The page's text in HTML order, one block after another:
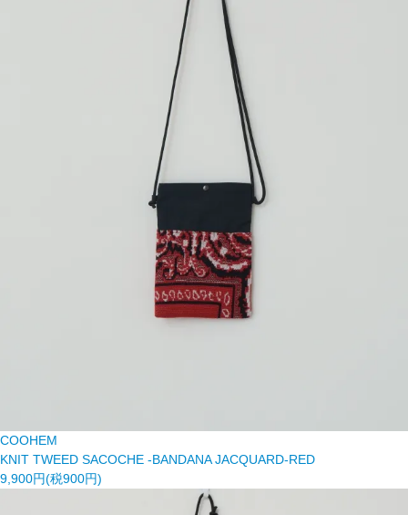
COOHEM
KNIT TWEED SACOCHE -BANDANA JACQUARD-RED
9,900円(税900円)